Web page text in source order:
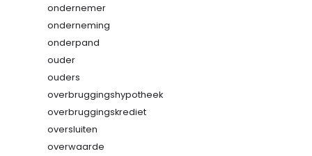
ondernemer
onderneming
onderpand
ouder
ouders
overbruggingshypotheek
overbruggingskrediet
oversluiten
overwaarde